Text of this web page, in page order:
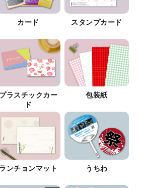
カード スタンプカード
プラスチックカー
ド
包装紙
ランチョンマット うちわ